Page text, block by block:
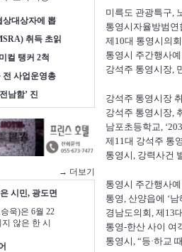
상대상자에 뽑
취득 초읽
컬 탱커 2척
전 사업운영총
남함’ 진
→ 더보기
시민, 광도면
욱)은 6월 22
않은 한 시
미륵도 관광특구,
통영시자율방범연
제10대 통영시의
통영시 주간행사
강석주 통영시장,
강석주 통영시장
강석주 통영시장,
남포초등학교,
제11대 강석주 통
통영시, 강력사건
통영시 주간행사
통영, 산양읍에 ‘
경남도의회, 제13
통영-한산 사이 여
통영시, “등·하교